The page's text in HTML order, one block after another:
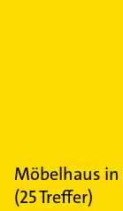
Möbelhaus in
(25Treffer)